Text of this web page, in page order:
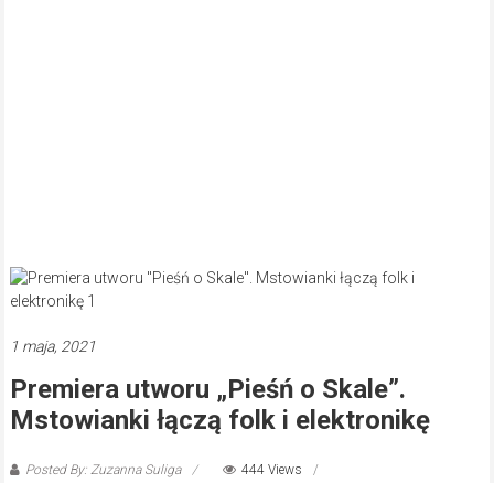
1 maja, 2021
Premiera utworu „Pieśń o Skale”.
Mstowianki łączą folk i elektronikę
Posted By: Zuzanna Suliga
444 Views